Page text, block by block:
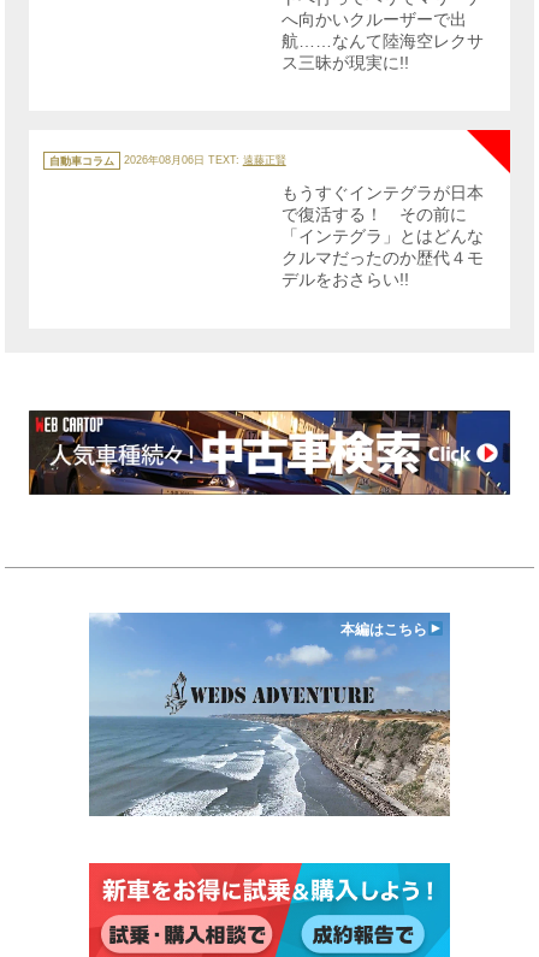
へ向かいクルーザーで出
航……なんて陸海空レクサ
ス三昧が現実に!!
テ
ゴ
自動車コラム 2026年08月06日 TEXT: 遠藤正賢
もうすぐインテグラが日本
で復活する！ その前に
「インテグラ」とはどんな
クルマだったのか歴代４モ
デルをおさらい!!
本編はこちら